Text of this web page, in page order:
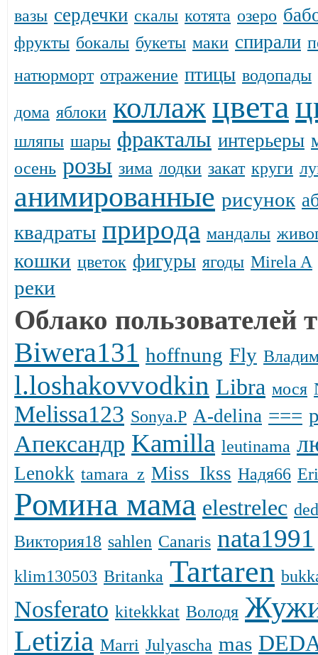
вазы сердечки скалы котята озеро
фрукты бокалы букеты маки спирали
натюрморт отражение птицы водопады
дома яблоки коллаж цвета
шляпы шары фракталы интерьеры
осень розы зима лодки закат круги
анимированные рисунок
квадраты природа мандалы
кошки цветок фигуры ягоды Mirela A
реки
Облако пользователей
Biwera131 hoffnung Fly
l.loshakovvodkin Libra мося
Melissa123 Sonya.P A-delina ===
Апександр Kamilla leutinama
Lenokk tamara_z Miss_Ikss Надя66
Ромина мама elestrelec
Виктория18 sahlen Canaris nata1991
klim130503 Britanka Tartaren
Nosferato kitekkkat Володя
Letizia Marri Julyascha mas